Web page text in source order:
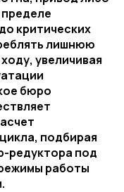
критических
лишнюю
увеличивая
бюро
подбирая
редуктора под
работы